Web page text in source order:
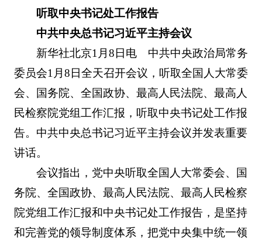
听取中央书记处工作报告
中共中央总书记习近平主持会议
新华社北京1月8日电 中共中央政治局常务
委员会1月8日全天召开会议，听取全国人大常委
会、国务院、全国政协、最高人民法院、最高人
民检察院党组工作汇报，听取中央书记处工作报
告。中共中央总书记习近平主持会议并发表重要
讲话。
会议指出，党中央听取全国人大常委会、国
务院、全国政协、最高人民法院、最高人民检察
院党组工作汇报和中央书记处工作报告，是坚持
和完善党的领导制度体系，把党中央集中统一领